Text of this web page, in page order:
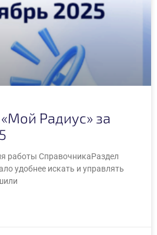
Радиус» за
работы СправочникаРаздел
удобнее искать и управлять